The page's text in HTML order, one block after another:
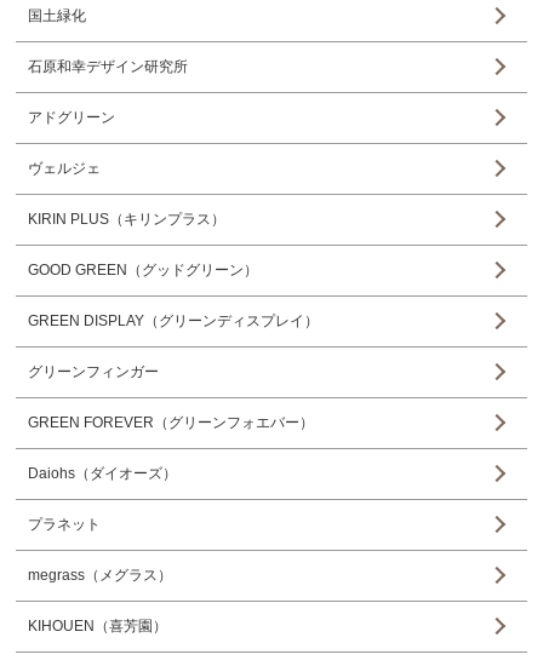
国土緑化
石原和幸デザイン研究所
アドグリーン
ヴェルジェ
KIRIN PLUS（キリンプラス）
GOOD GREEN（グッドグリーン）
GREEN DISPLAY（グリーンディスプレイ）
グリーンフィンガー
GREEN FOREVER（グリーンフォエバー）
Daiohs（ダイオーズ）
プラネット
megrass（メグラス）
KIHOUEN（喜芳園）